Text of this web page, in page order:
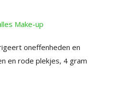
Make-up
oneffenheden en
en rode plekjes, 4 gram